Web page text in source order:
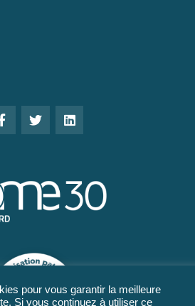
pour vous garantir la meilleure
Si vous continuez à utiliser ce